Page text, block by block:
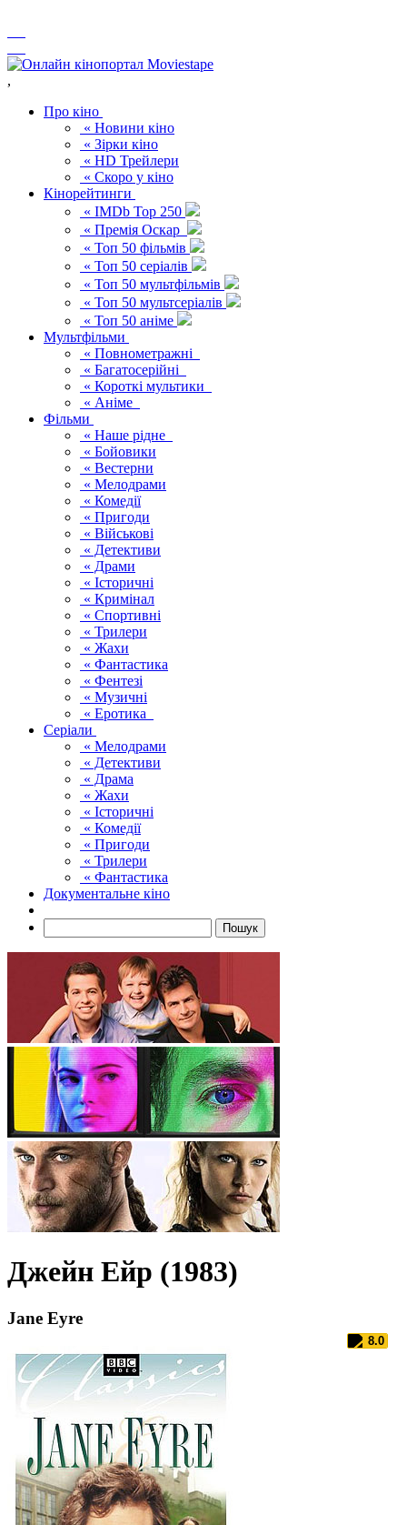
,
Про кіно
« Новини кіно
« Зірки кіно
« HD Трейлери
« Скоро у кіно
Кінорейтинги
« IMDb Top 250
« Премія Оскар
« Топ 50 фільмів
« Топ 50 серіалів
« Топ 50 мультфільмів
« Топ 50 мультсеріалів
« Топ 50 аніме
Мультфільми
« Повнометражні
« Багатосерійні
« Короткі мультики
« Аніме
Фільми
« Наше рідне
« Бойовики
« Вестерни
« Мелодрами
« Комедії
« Пригоди
« Військові
« Детективи
« Драми
« Історичні
« Кримінал
« Спортивні
« Трилери
« Жахи
« Фантастика
« Фентезі
« Музичні
« Еротика
Серіали
« Мелодрами
« Детективи
« Драма
« Жахи
« Історичні
« Комедії
« Пригоди
« Трилери
« Фантастика
Документальне кіно
Пошук
Джейн Ейр (1983)
Jane Eyre
8.0